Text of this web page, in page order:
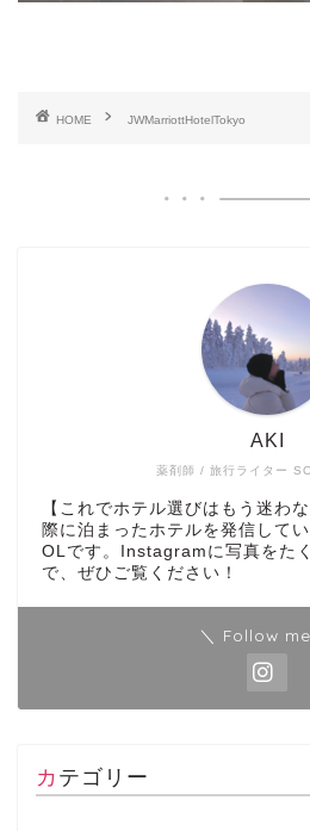
HOME JWMarriottHotelTokyo
薬剤師 / 旅行ライター
AKI
【これでホテル選びはもう迷わ
際に泊まったホテルを発信して
OLです。Instagramに写真をた
で、ぜひご覧ください！
＼ Follow
カテゴリー